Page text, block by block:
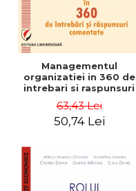
Managementul
organizatiei in 360 de
intrebari si raspunsuri
63,43 Lei
50,74 Lei